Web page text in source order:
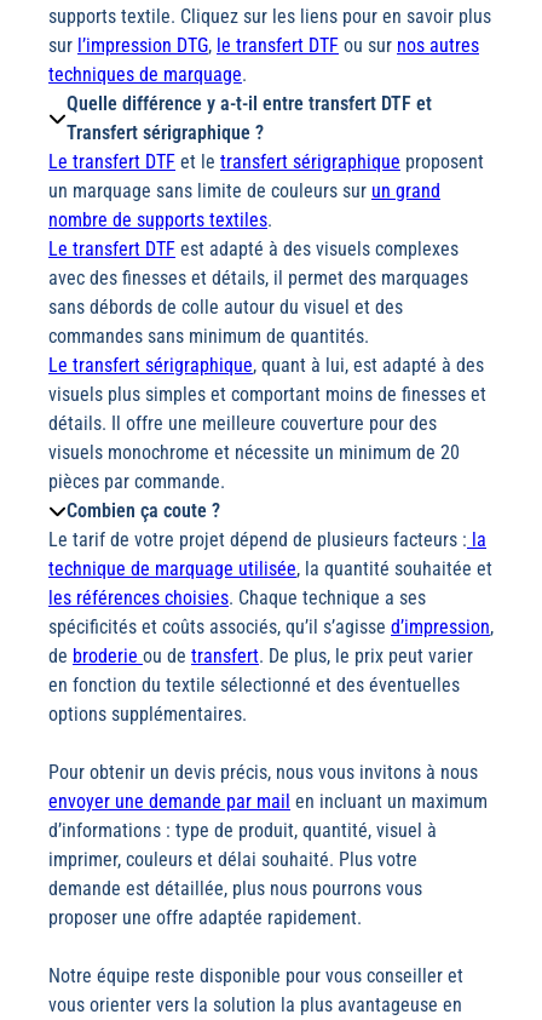
supports textile. Cliquez sur les liens pour en savoir plus
sur l’impression DTG, le transfert DTF ou sur nos autres
techniques de marquage.
Quelle différence y a-t-il entre transfert DTF et
Transfert sérigraphique ?
Le transfert DTF et le transfert sérigraphique proposent
un marquage sans limite de couleurs sur un grand
nombre de supports textiles.
Le transfert DTF est adapté à des visuels complexes
avec des finesses et détails, il permet des marquages
sans débords de colle autour du visuel et des
commandes sans minimum de quantités.
Le transfert sérigraphique, quant à lui, est adapté à des
visuels plus simples et comportant moins de finesses et
détails. Il offre une meilleure couverture pour des
visuels monochrome et nécessite un minimum de 20
pièces par commande.
Combien ça coute ?
Le tarif de votre projet dépend de plusieurs facteurs : la
technique de marquage utilisée, la quantité souhaitée et
les références choisies. Chaque technique a ses
spécificités et coûts associés, qu’il s’agisse d’impression,
de broderie ou de transfert. De plus, le prix peut varier
en fonction du textile sélectionné et des éventuelles
options supplémentaires.
Pour obtenir un devis précis, nous vous invitons à nous
envoyer une demande par mail en incluant un maximum
d’informations : type de produit, quantité, visuel à
imprimer, couleurs et délai souhaité. Plus votre
demande est détaillée, plus nous pourrons vous
proposer une offre adaptée rapidement.
Notre équipe reste disponible pour vous conseiller et
vous orienter vers la solution la plus avantageuse en